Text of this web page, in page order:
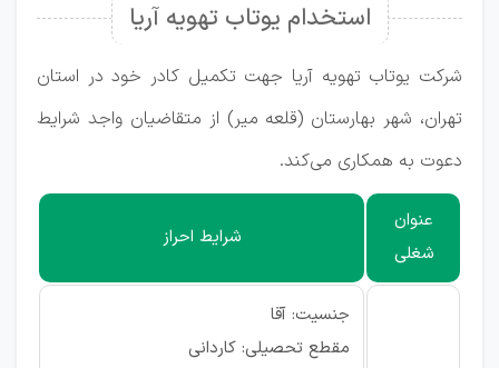
استخدام یوتاب تهویه آریا
شرکت یوتاب تهویه آریا جهت تکمیل کادر خود در استان
تهران، شهر بهارستان (قلعه میر) از متقاضیان واجد شرایط
دعوت به همکاری می‌کند.
عنوان
شغلی
شرایط احراز
جنسیت: آقا
مقطع تحصیلی: کاردانی